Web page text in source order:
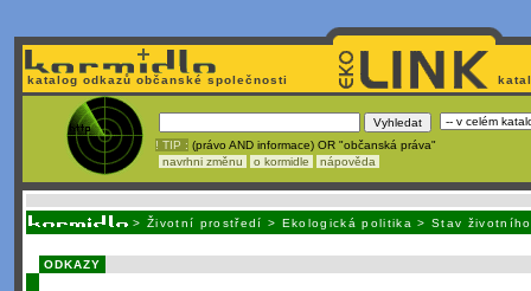
katalog odkazů občanské společnosti
! TIP : (právo AND informace) OR "občanská práva"
navrhni změnu
o kormidle nápověda
> Životní prostředí > Ekologická politika >Stav
ODKAZY